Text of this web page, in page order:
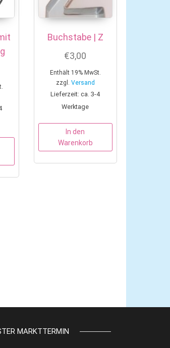
Buchstabe | Z
€3,00
Enthält 19% MwSt.
zzgl. Versand
Lieferzeit: ca. 3-4
Werktage
In den
Warenkorb
MARKTTERMIN